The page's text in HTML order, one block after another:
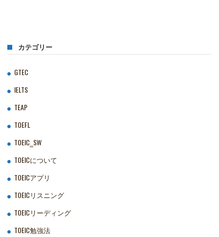
カテゴリー
GTEC
IELTS
TEAP
TOEFL
TOEIC‗SW
TOEICについて
TOEICアプリ
TOEICリスニング
TOEICリーディング
TOEIC勉強法